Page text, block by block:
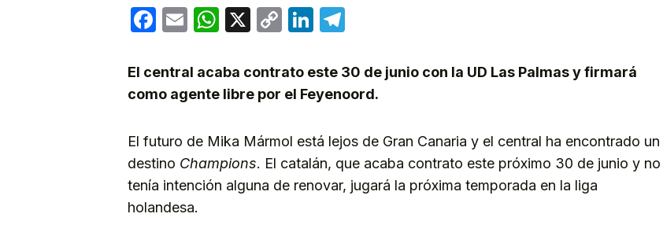
Facebook
EmailWhatsApp
X
CopyLinkedIn
El central acaba contrato este 30 de junio con la UD Las Palmas y firmará
como agente libre por el Feyenoord.
El futuro de Mika Mármol está lejos de Gran Canaria y el central ha encontrado un
destino Champions. El catalán, que acaba contrato este próximo 30 de junio y no
tenía intención alguna de renovar, jugará la próxima temporada en la liga
holandesa.